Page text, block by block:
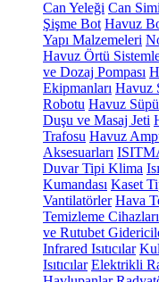
Can Yeleği Can
Şişme Bot Havuz
Yapı Malzemeleri
Havuz Örtü
ve Dozaj Pompası
Ekipmanları Havuz
Robotu Havuz
Duşu ve Masaj Jeti
Trafosu Havuz
Aksesuarları
Duvar Tipi Klima
Kumandası Kaset
Vantilatörler Hava
Temizleme Cihazları
ve Rutubet
Infrared Isıtıcılar
Isıtıcılar Elektrikli